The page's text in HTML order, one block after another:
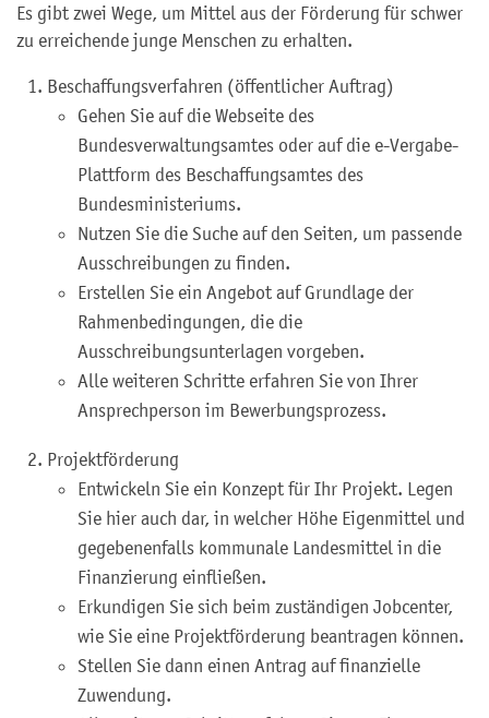
Es gibt zwei Wege, um Mittel aus der Förderung für schwer
zu erreichende junge Menschen zu erhalten.
Beschaffungsverfahren (öffentlicher Auftrag)
Gehen Sie auf die Webseite des
Bundesverwaltungsamtes oder auf die e-Vergabe-
Plattform des Beschaffungsamtes des
Bundesministeriums.
Nutzen Sie die Suche auf den Seiten, um passende
Ausschreibungen zu finden.
Erstellen Sie ein Angebot auf Grundlage der
Rahmenbedingungen, die die
Ausschreibungsunterlagen vorgeben.
Alle weiteren Schritte erfahren Sie von Ihrer
Ansprechperson im Bewerbungsprozess.
Projektförderung
Entwickeln Sie ein Konzept für Ihr Projekt. Legen
Sie hier auch dar, in welcher Höhe Eigenmittel und
gegebenenfalls kommunale Landesmittel in die
Finanzierung einfließen.
Erkundigen Sie sich beim zuständigen Jobcenter,
wie Sie eine Projektförderung beantragen können.
Stellen Sie dann einen Antrag auf finanzielle
Zuwendung.